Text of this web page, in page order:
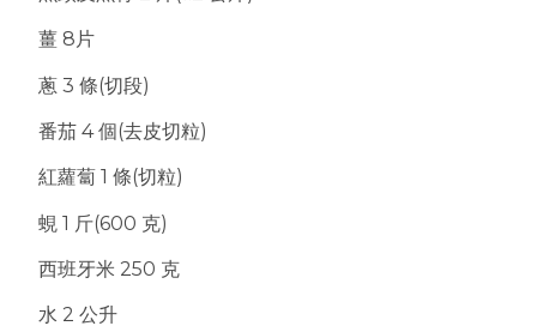
薑 8片
蔥 3 條(切段)
番茄 4 個(去皮切粒)
紅蘿蔔 1 條(切粒)
蜆 1 斤(600 克)
西班牙米 250 克
水 2 公升